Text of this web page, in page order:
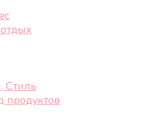
Стиль
продуктов